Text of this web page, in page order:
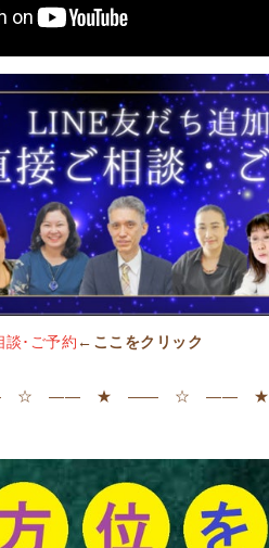
談･ご予約 ←ここをクリック
―― ★ ―― ☆ ―― ★